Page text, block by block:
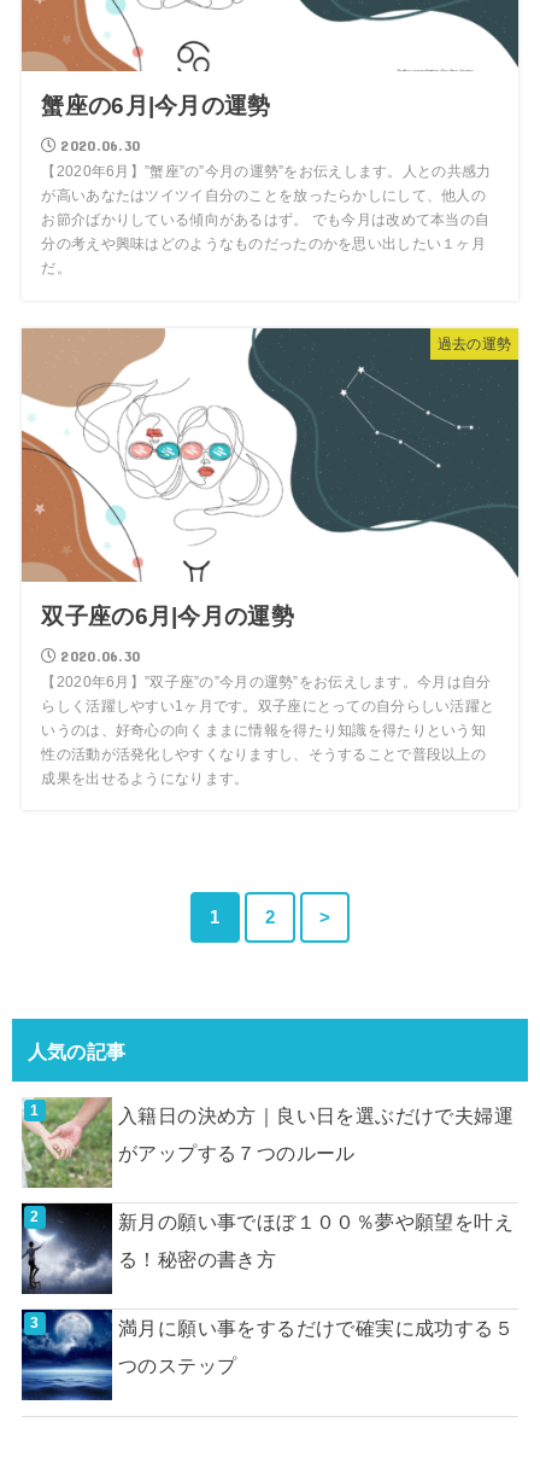
蟹座の6月|今月の運勢
2020.06.30
【2020年6月】”蟹座”の”今月の運勢”をお伝えします。人との共感力
が高いあなたはツイツイ自分のことを放ったらかしにして、他人の
お節介ばかりしている傾向があるはず。 でも今月は改めて本当の自
分の考えや興味はどのようなものだったのかを思い出したい１ヶ月
だ。
過去の運勢
双子座の6月|今月の運勢
2020.06.30
【2020年6月】”双子座”の”今月の運勢”をお伝えします。今月は自分
らしく活躍しやすい1ヶ月です。双子座にとっての自分らしい活躍と
いうのは、好奇心の向くままに情報を得たり知識を得たりという知
性の活動が活発化しやすくなりますし、そうすることで普段以上の
成果を出せるようになります。
1 2 >
人気の記事
入籍日の決め方｜良い日を選ぶだけで夫婦運
がアップする７つのルール
新月の願い事でほぼ１００％夢や願望を叶え
る！秘密の書き方
満月に願い事をするだけで確実に成功する５
つのステップ